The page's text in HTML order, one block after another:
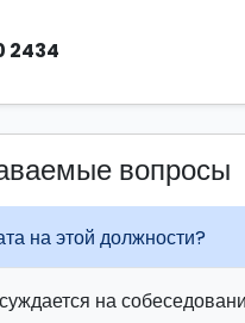
2434
вопросы
на этой должности?
на